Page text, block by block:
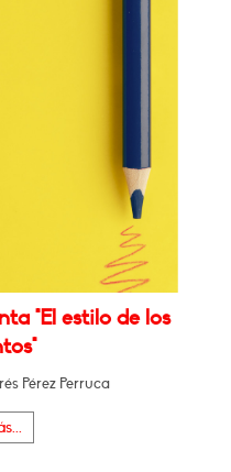
"El estilo de los
Pérez Perruca